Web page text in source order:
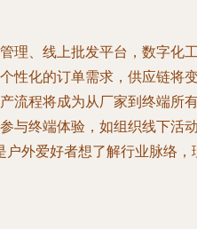
理、线上批发平台，数字化
性化的订单需求，供应链将
流程将成为从厂家到终端所
与终端体验，如组织线下活
外爱好者想了解行业脉络，